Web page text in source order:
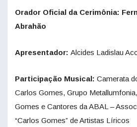
Orador Oficial da Cerimônia:
Abrahão
Apresentador: Alcides Ladislau
Participação Musical: Camerata
Carlos Gomes, Grupo
Gomes e Cantores da ABAL –
“Carlos Gomes” de Artistas Líricos